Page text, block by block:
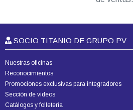
SOCIO TITANIO DE GRUPO PV
Nuestras oficinas
Reconocimientos
Promociones exclusivas para integradores
Sección de videos
Catálogos y folletería